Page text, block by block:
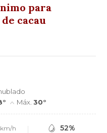
para
cacau
Máx.30°
km/h 52%